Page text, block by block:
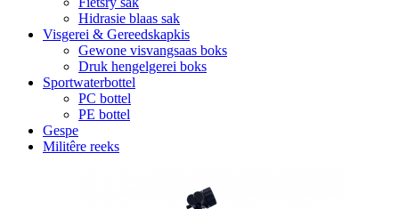
Hidrasie blaas sak
Visgerei & Gereedskapkis
Gewone visvangsaas boks
Druk hengelgerei boks
Sportwaterbottel
PC bottel
PE bottel
Gespe
Militêre reeks